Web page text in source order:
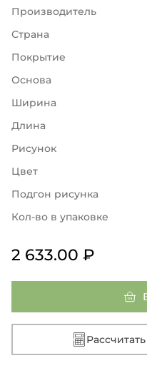
Производитель
Страна
Покрытие
Основа
Ширина
Длина
Рисунок
Цвет
Подгон рисунка
Кол-во в упаковке
2 633.00 ₽